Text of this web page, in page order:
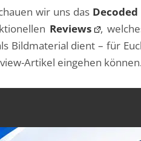
wir uns das
Reviews ,
Bildmaterial dient – für
Artikel eingehen können.